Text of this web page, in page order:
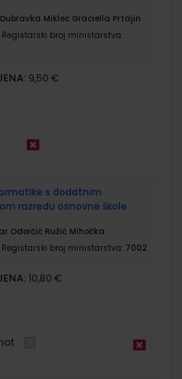
Miklec Graciella Prtajin
Registarski broj ministarstva:
9,50 €
s dodatnim
razredu osnovne škole
Odorčić Ružić Mihočka
Registarski broj ministarstva: 7002
10,80 €